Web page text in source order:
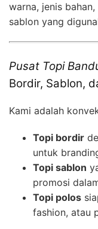
warna, jenis
sablon yang
Pusat Topi
Bordir, Sablon,
Kami adalah
Topi bordir
untuk
Topi sablon
promosi
Topi polos
fashion, atau